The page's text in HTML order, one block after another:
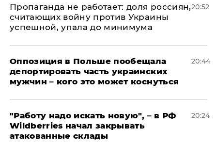
​Пропаганда не работает: доля россиян,
считающих войну против Украины
успешной, упала до минимума
20:52
Оппозиция в Польше пообещала
депортировать часть украинских
мужчин – кого это может коснуться
20:44
"Работу надо искать новую", – в РФ
Wildberries начал закрывать
атакованные склады
20:24